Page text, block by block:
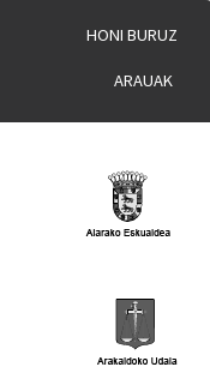
HONI BURUZ
ARAUAK